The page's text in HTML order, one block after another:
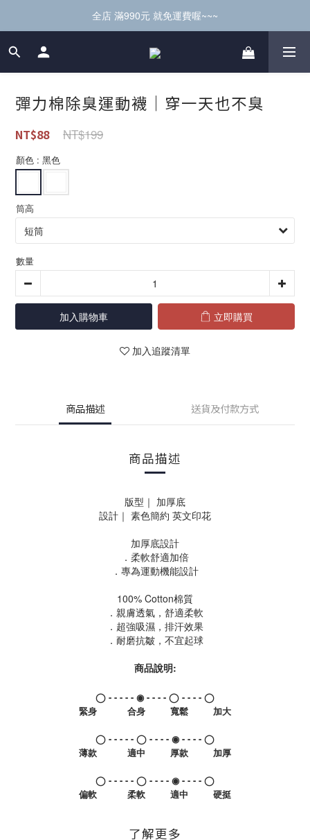
全店 滿990元 就免運費喔~~~
彈力棉除臭運動襪｜穿一天也不臭
NT$88 NT$199
顏色 : 黑色
筒高
數量
加入購物車 立即購買
加入追蹤清單
商品描述 送貨及付款方式
商品描述
版型｜ 加厚底
設計｜ 素色簡約 英文印花
加厚底設計
．柔軟舒適加倍
．專為運動機能設計
100% Cotton棉質
．親膚透氣，舒適柔軟
．超強吸濕，排汗效果
．耐磨抗皺，不宜起球
商品說明:
◯ - - - - - ◉- - - - ◯ - - - - ◯
緊身 合身 寬鬆 加大
◯ - - - - - ◯ - - - - ◉- - - - ◯
薄款 適中 厚款 加厚
◯ - - - - - ◯ - - - - ◉- - - - ◯
偏軟 柔軟 適中 硬挺
了解更多